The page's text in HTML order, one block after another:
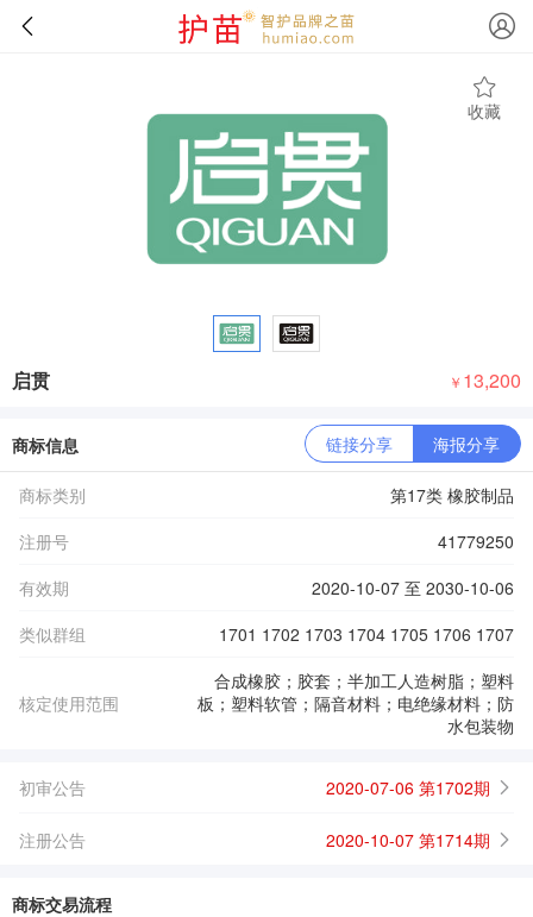
收藏
启贯 ￥ 13,200
商标信息 链接分享 海报分享
商标类别
第17类 橡胶制品
注册号
41779250
有效期
2020-10-07 至 2030-10-06
类似群组
1701 1702 1703 1704 1705 1706 1707
核定使用范围
合成橡胶；胶套；半加工人造树脂；塑料
板；塑料软管；隔音材料；电绝缘材料；防
水包装物
初审公告 2020-07-06 第1702期
注册公告 2020-10-07 第1714期
商标交易流程